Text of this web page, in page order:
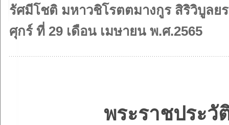
รัศมีโชติ มหาวชิโรตตมางกูร สิริวิบูลย
ศุกร์ ที่ 29 เดือน เมษายน พ.ศ.2565
พระราชประวั